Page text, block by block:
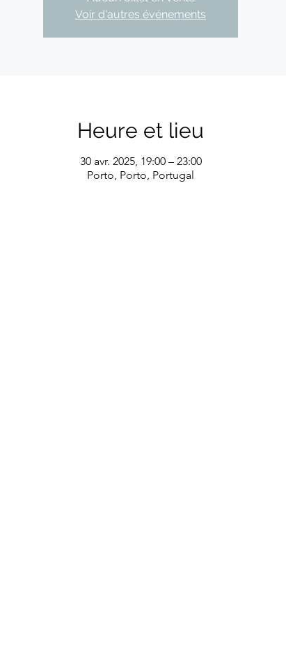
Voir d'autres événements
Heure et lieu
30 avr. 2025, 19:00 – 23:00
Porto, Porto, Portugal